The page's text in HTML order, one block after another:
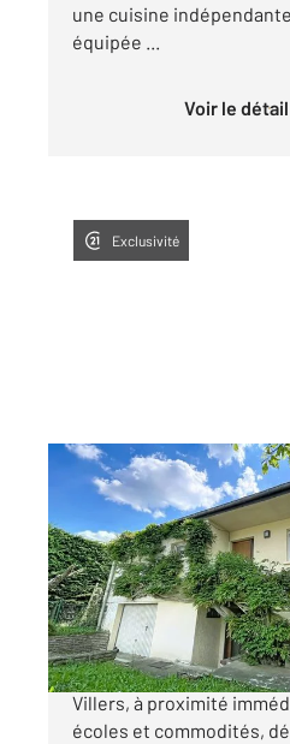
une cuisine
équipée ...
Voir le
Exclusivité
VILLERS LES NANCY 54
146 m2, 5 pièces
Ref : 6769
Maison à vendre
309 000
Située au cœur du très
Villers, à proximité
écoles et commodités,